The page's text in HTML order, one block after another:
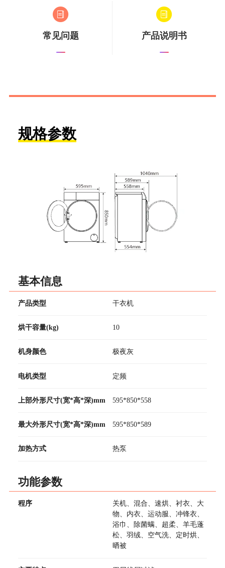
常见问题 产品说明书
规格参数
基本信息
产品类型 干衣机
烘干容量(kg) 10
机身颜色 极夜灰
电机类型 定频
上部外形尺寸(宽*高*深)mm 595*850*558
最大外形尺寸(宽*高*深)mm 595*850*589
加热方式 热泵
功能参数
程序
关机、混合、速烘、衬衣、大
物、内衣、运动服、冲锋衣、
浴巾、除菌螨、超柔、羊毛蓬
松、羽绒、空气洗、定时烘、
晒被